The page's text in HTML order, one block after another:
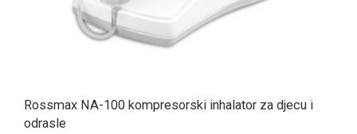
Rossmax NA-100 kompresorski inhalator za djecu i
odrasle